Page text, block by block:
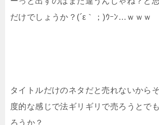
だけでしょうか？(´ε｀；)ｳｰﾝ…ｗｗｗ
タイトルだけのネタだと売れないから
度的な感じで法ギリギリで売ろうとで
ろうか？